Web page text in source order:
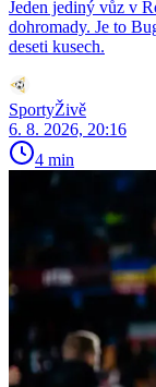
Jeden jediný vůz v
dohromady. Je to
deseti kusech.
SportyŽivě
6. 8. 2026, 20:16
4 min